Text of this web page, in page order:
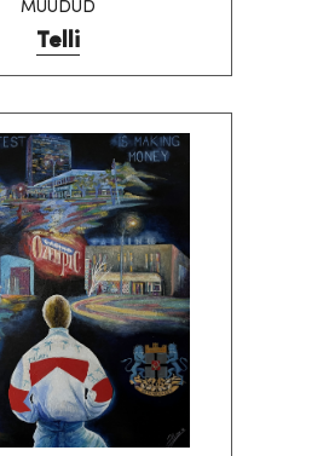
MÜÜDUD
Telli